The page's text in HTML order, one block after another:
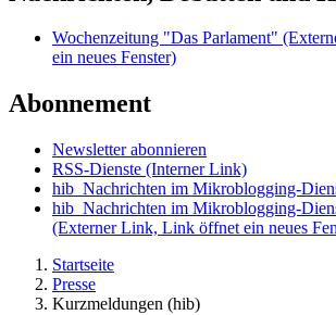
Wochenzeitung "Das Parlament"
ein neues Fenster)
Abonnement
Newsletter abonnieren
RSS-Dienste (Interner Link)
hib_Nachrichten im Mikroblogging-
hib_Nachrichten im Mikroblogging-
(Externer Link, Link öffnet ein neues
Startseite
Presse
Kurzmeldungen (hib)